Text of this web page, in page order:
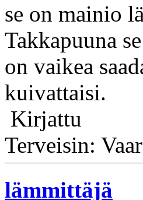
se on mainio
Takkapuuna
on vaikea
kuivattaisi.
Kirjattu
Terveisin:
lämmittäjä